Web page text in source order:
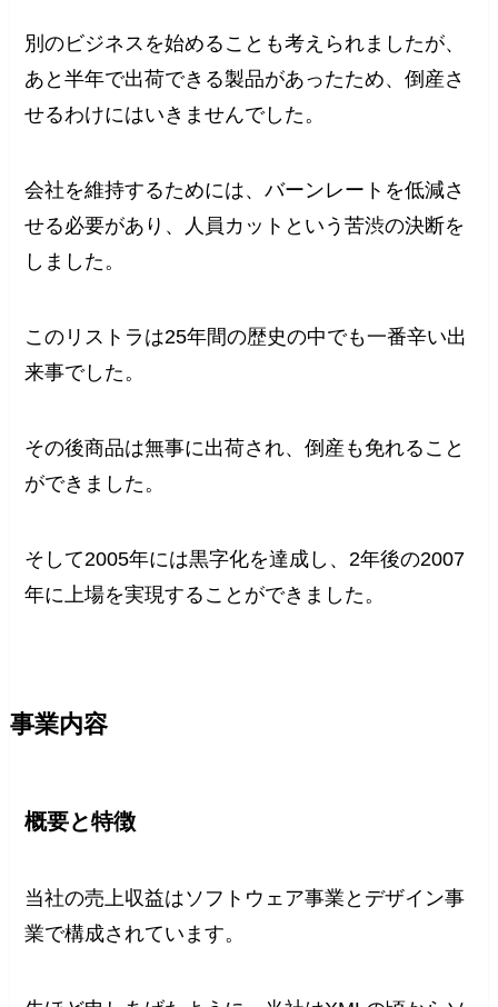
別のビジネスを始めることも考えられましたが、
あと半年で出荷できる製品があったため、倒産さ
せるわけにはいきませんでした。
会社を維持するためには、バーンレートを低減さ
せる必要があり、人員カットという苦渋の決断を
しました。
このリストラは25年間の歴史の中でも一番辛い出
来事でした。
その後商品は無事に出荷され、倒産も免れること
ができました。
そして2005年には黒字化を達成し、2年後の2007
年に上場を実現することができました。
事業内容
概要と特徴
当社の売上収益はソフトウェア事業とデザイン事
業で構成されています。